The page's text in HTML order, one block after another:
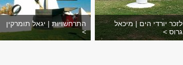
לזכר יורדי הים | מיכאל
גרוס >
התרחשויות | יגאל תומרקין
>